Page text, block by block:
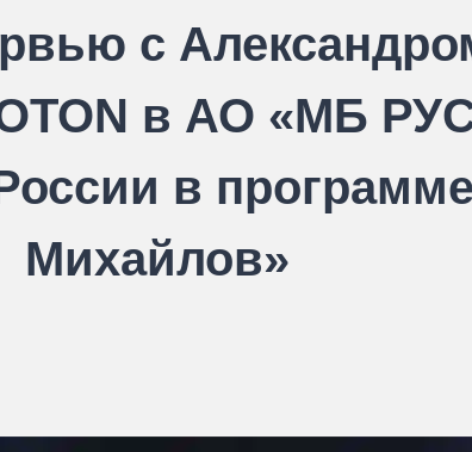
с
в АО «МБ
в
Михайлов»